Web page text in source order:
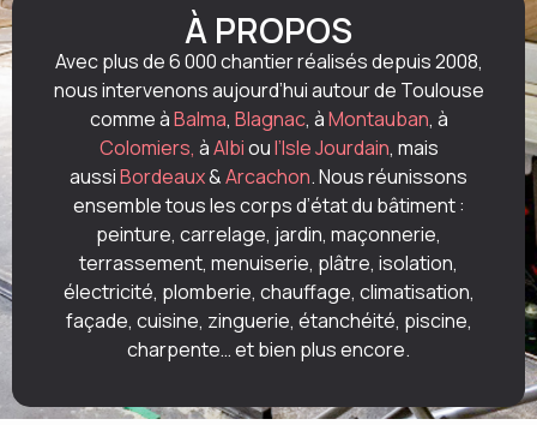
À PROPOS
Avec plus de 6 000 chantier réalisés depuis 2008,
nous intervenons aujourd’hui autour de Toulouse
comme àBalma, Blagnac, àMontauban, à
Colomiers, àAlbioul’Isle Jourdain, mais
aussiBordeaux&Arcachon. Nous réunissons
ensemble tous les corps d’état du bâtiment :
peinture, carrelage, jardin, maçonnerie,
terrassement, menuiserie, plâtre, isolation,
électricité, plomberie, chauffage, climatisation,
façade, cuisine, zinguerie, étanchéité, piscine,
charpente… et bien plus encore.